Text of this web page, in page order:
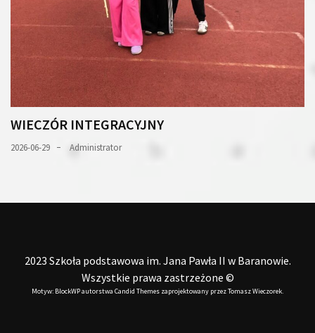
WIECZÓR INTEGRACYJNY
2026-06-29 Administrator
2023 Szkoła podstawowa im. Jana Pawła II w Baranowie.
Wszystkie prawa zastrzeżone ©
Motyw: BlockWP autorstwa Candid Themes zaprojektowany przezTomasz Wieczorek.